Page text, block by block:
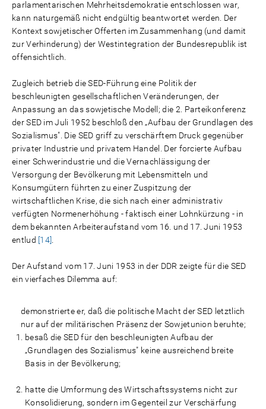
parlamentarischen Mehrheitsdemokratie entschlossen war,
kann naturgemäß nicht endgültig beantwortet werden. Der
Kontext sowjetischer Offerten im Zusammenhang (und damit
zur Verhinderung) der Westintegration der Bundesrepublik ist
offensichtlich.
Zugleich betrieb die SED-Führung eine Politik der
beschleunigten gesellschaftlichen Veränderungen, der
Anpassung an das sowjetische Modell; die 2. Parteikonferenz
der SED im Juli 1952 beschloß den „Aufbau der Grundlagen des
Sozialismus". Die SED griff zu verschärftem Druck gegenüber
privater Industrie und privatem Handel. Der forcierte Aufbau
einer Schwerindustrie und die Vernachlässigung der
Versorgung der Bevölkerung mit Lebensmitteln und
Konsumgütern führten zu einer Zuspitzung der
wirtschaftlichen Krise, die sich nach einer administrativ
verfügten Normenerhöhung - faktisch einer Lohnkürzung - in
dem bekannten Arbeiteraufstand vom 16. und 17. Juni 1953
entlud [14]
Der Aufstand vom 17. Juni 1953 in der DDR zeigte für die SED
ein vierfaches Dilemma auf:
demonstrierte er, daß die politische Macht der SED letztlich
nur auf der militärischen Präsenz der Sowjetunion beruhte;
besaß die SED für den beschleunigten Aufbau der
„Grundlagen des Sozialismus" keine ausreichend breite
Basis in der Bevölkerung;
hatte die Umformung des Wirtschaftssystems nicht zur
Konsolidierung, sondern im Gegenteil zur Verschärfung